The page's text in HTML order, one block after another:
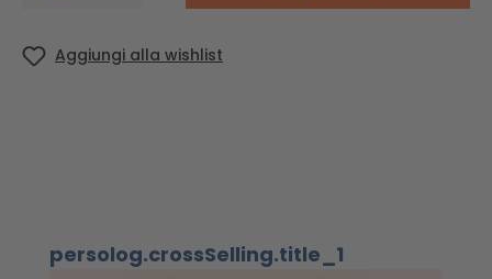
Aggiungi alla wishlist
Salta la galleria dei prodotti
persolog.crossSelling.title_1